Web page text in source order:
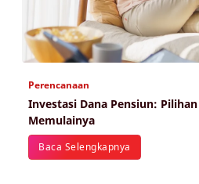
Perencanaan
Investasi Dana Pensiun:
Memulainya
Baca Selengkapnya